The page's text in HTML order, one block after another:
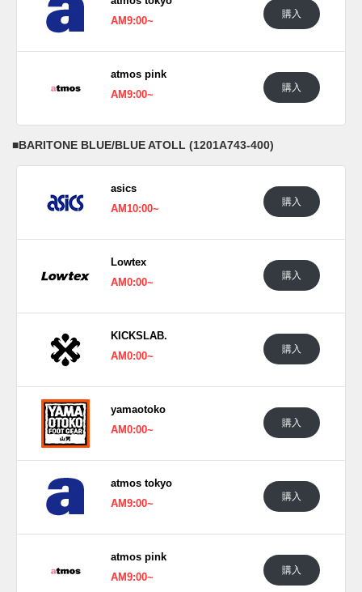
AM9:00~
購入
atmos pink
AM9:00~
購入
■BARITONE BLUE/BLUE ATOLL (1201A743-400)
asics
AM10:00~
購入
Lowtex
AM0:00~
購入
KICKSLAB.
AM0:00~
購入
yamaotoko
AM0:00~
購入
atmos tokyo
AM9:00~
購入
atmos pink
AM9:00~
購入